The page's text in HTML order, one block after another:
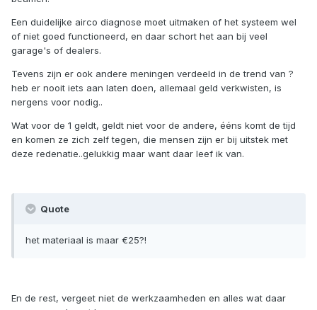
Een duidelijke airco diagnose moet uitmaken of het systeem wel
of niet goed functioneerd, en daar schort het aan bij veel
garage's of dealers.
Tevens zijn er ook andere meningen verdeeld in de trend van ?
heb er nooit iets aan laten doen, allemaal geld verkwisten, is
nergens voor nodig..
Wat voor de 1 geldt, geldt niet voor de andere, ééns komt de tijd
en komen ze zich zelf tegen, die mensen zijn er bij uitstek met
deze redenatie..gelukkig maar want daar leef ik van.
Quote
het materiaal is maar €25?!
En de rest, vergeet niet de werkzaamheden en alles wat daar